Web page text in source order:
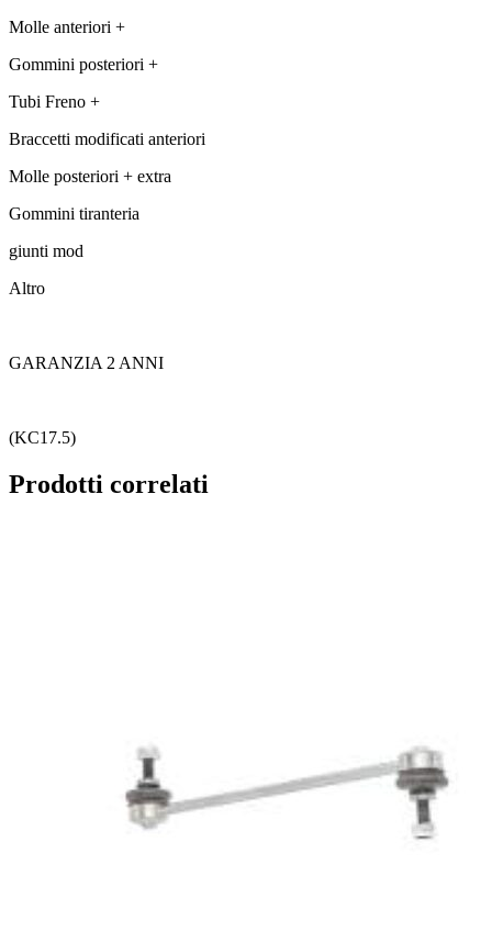
Molle anteriori +
Gommini posteriori +
Tubi Freno +
Braccetti modificati anteriori
Molle posteriori + extra
Gommini tiranteria
giunti mod
Altro
GARANZIA 2 ANNI
(KC17.5)
Prodotti correlati